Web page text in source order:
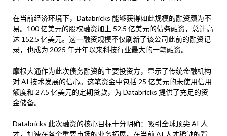
在当前经济环境下，Databricks 能够获得如此规模的融资颇为不
易。100 亿美元的股权融资加上 52.5 亿美元的债务融资，总计高
达 152.5 亿美元。这一融资规模不仅刷新了该公司此前的融资记
录，也成为 2025 年开年以来科技行业最大的一笔融资。
摩根大通作为此次债务融资的主要投资方，显示了传统金融机构
对 AI 技术发展的信心。这笔资金中包括 25 亿美元的未使用信用
额度和 27.5 亿美元的定期贷款，为 Databricks 提供了充足的资
金储备。
Databricks 此次融资的核心目标十分明确：吸引全球顶尖 AI 人
才，加速在各个重要市场的业务拓展。在当前 AI 人才稀缺的背